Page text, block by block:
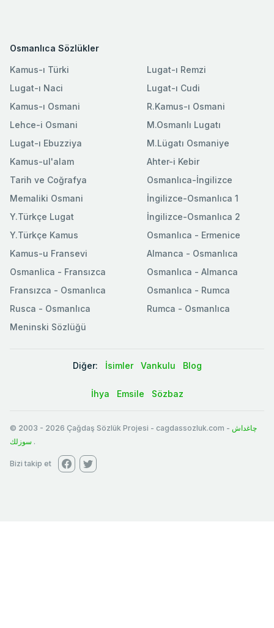
Osmanlıca Sözlükler
Kamus-ı Türki
Lugat-ı Naci
Kamus-ı Osmani
Lehce-i Osmani
Lugat-ı Ebuzziya
Lugat-ı Remzi
Lugat-ı Cudi
R.Kamus-ı Osmani
M.Osmanlı Lugatı
M.Lügatı Osmaniye
Kamus-ul'alam
Tarih ve Coğrafya
Memaliki Osmani
Y.Türkçe Lugat
Y.Türkçe Kamus
Ahter-i Kebir
Osmanlıca-İngilizce
İngilizce-Osmanlıca 1
İngilizce-Osmanlıca 2
Osmanlıca - Ermenice
Kamus-u Fransevi
Osmanlica - Fransızca
Fransızca - Osmanlıca
Rusca - Osmanlıca
Meninski Sözlüğü
Almanca - Osmanlıca
Osmanlıca - Almanca
Osmanlıca - Rumca
Rumca - Osmanlıca
Diğer: İsimler Vankulu Blog
İhya Emsile Sözbaz
© 2003 - 2026 Çağdaş Sözlük Projesi - cagdassozluk.com - چاغداش
سوزلك .
Bizi takip et